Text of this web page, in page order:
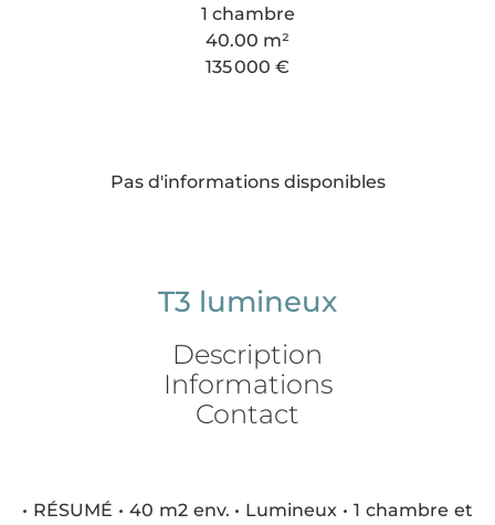
1 chambre
40.00 m²
135 000 €
Pas d'informations disponibles
T3 lumineux
Description
Informations
Contact
• RÉSUMÉ • 40 m2 env. • Lumineux • 1 chambre et